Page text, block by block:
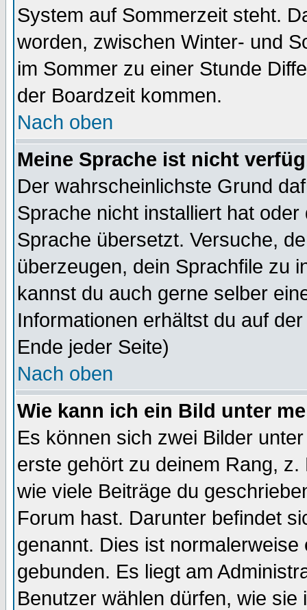
System auf Sommerzeit steht.
worden, zwischen Winter- und
im Sommer zu einer Stunde
der Boardzeit kommen.
Nach oben
Meine Sprache ist nicht
Der wahrscheinlichste Grund
Sprache nicht installiert hat
Sprache übersetzt. Versuche,
überzeugen, dein Sprachfile zu
kannst du auch gerne selber
Informationen erhältst du auf
Ende jeder Seite)
Nach oben
Wie kann ich ein Bild unter
Es können sich zwei Bilder
erste gehört zu deinem Rang,
wie viele Beiträge du
Forum hast. Darunter befindet
genannt. Dies ist
gebunden. Es liegt am
Benutzer wählen dürfen, wie